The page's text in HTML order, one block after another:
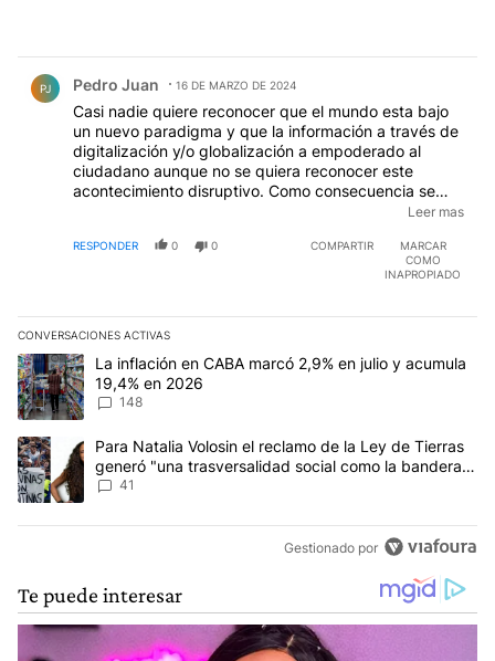
PJ Pedro Juan 16 DE MARZO DE 2024
Casi nadie quiere reconocer que el mundo esta bajo
un nuevo paradigma y que la información a través de
digitalización y/o globalización a empoderado al
ciudadano aunque no se quiera reconocer este
acontecimiento disruptivo. Como consecuencia se
pondera el bienestar existente a un futuro venturoso e
no se da solamente en Chile, ya que China muestra su
peor cara a través de su crisis inmobiliaria, Argentina
departamentos cerrados, aunque esta noticia no se
publicita...
Leer mas
RESPONDER 0 0 COMPARTIR
MARCAR
COMO
INAPROPIADO
CONVERSACIONES ACTIVAS
Este listado muestra los artículos con más comentarios en los
Un artículo de tendencia con el título "La inflación en CABA
La inflación en CABA marcó 2,9% en julio y acumula
19,4% en 2026
148
Un artículo de tendencia con el título "Para Natalia Volosin el
Para Natalia Volosin el reclamo de la Ley de Tierras
generó "una trasversalidad social como la bandera
de Malvinas"
41
Gestionado por